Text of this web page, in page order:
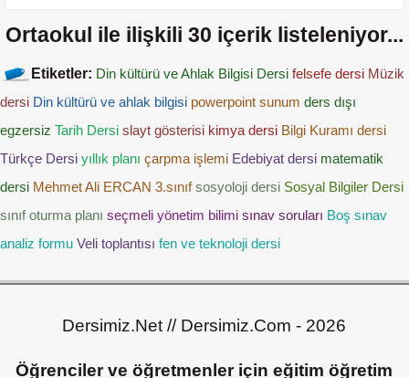
Ortaokul ile ilişkili 30 içerik listeleniyor...
Etiketler: Din kültürü ve Ahlak Bilgisi Dersi felsefe dersi Müzik
dersi Din kültürü ve ahlak bilgisi powerpoint sunum ders dışı
egzersiz Tarih Dersi slayt gösterisi kimya dersi Bilgi Kuramı dersi
Türkçe Dersi yıllık planı çarpma işlemi Edebiyat dersi matematik
dersi Mehmet Ali ERCAN 3.sınıf sosyoloji dersi Sosyal Bilgiler Dersi
sınıf oturma planı seçmeli yönetim bilimi sınav soruları Boş sınav
analiz formu Veli toplantısı fen ve teknoloji dersi
Dersimiz.Net // Dersimiz.Com - 2026
Öğrenciler ve öğretmenler için eğitim öğretim